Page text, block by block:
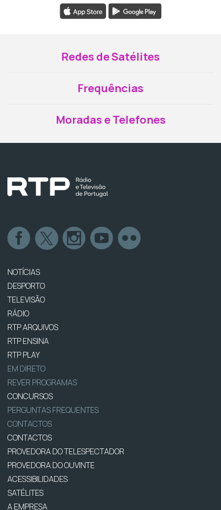
Redes de Satélites
Frequências
Moradas e Telefones
NOTÍCIAS
DESPORTO
TELEVISÃO
RÁDIO
RTP ARQUIVOS
RTP ENSINA
RTP PLAY
EM DIRETO
REVER PROGRAMAS
CONCURSOS
PERGUNTAS FREQUENTES
CONTACTOS
CONTACTOS
PROVEDORA DO TELESPECTADOR
PROVEDORA DO OUVINTE
ACESSIBILIDADES
SATÉLITES
A EMPRESA